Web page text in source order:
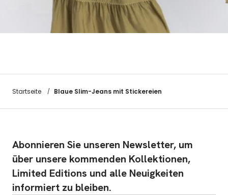
Startseite / Blaue Slim-Jeans mit Stickereien
Abonnieren Sie unseren Newsletter, um
über unsere kommenden Kollektionen,
Limited Editions und alle Neuigkeiten
informiert zu bleiben.